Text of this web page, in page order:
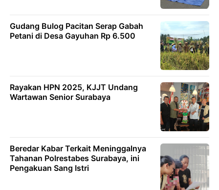
Gudang Bulog Pacitan Serap Gabah
Petani di Desa Gayuhan Rp 6.500
Rayakan HPN 2025, KJJT Undang
Wartawan Senior Surabaya
Beredar Kabar Terkait Meninggalnya
Tahanan Polrestabes Surabaya, ini
Pengakuan Sang Istri